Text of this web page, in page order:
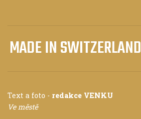
MADE IN SWITZERLAND
Text a foto - redakce VENKU
Ve městě